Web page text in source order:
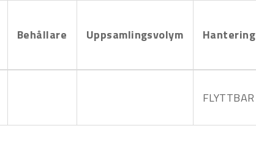
Behållare Uppsamlingsvolym Hantering
FLYTTBAR